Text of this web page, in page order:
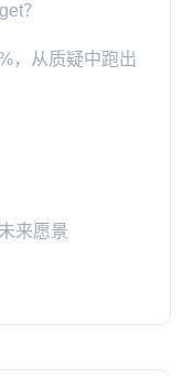
？
，从质疑中跑出
来愿景